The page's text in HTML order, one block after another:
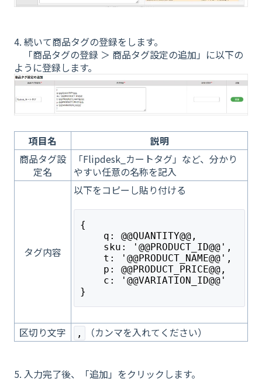
4. 続いて商品タグの登録をします。
「商品タグの登録 ＞ 商品タグ設定の追加」に以下の
ように登録します。
項目名
説明
商品タグ設
定名
「Flipdesk_カートタグ」など、分かり
やすい任意の名称を記入
タグ内容
以下をコピーし貼り付ける
{
q: @@QUANTITY@@,
sku: '@@PRODUCT_ID@@',
t: '@@PRODUCT_NAME@@',
p: @@PRODUCT_PRICE@@,
c: '@@VARIATION_ID@@'
}
区切り文字 , （カンマを入れてください）
5. 入力完了後、「追加」をクリックします。